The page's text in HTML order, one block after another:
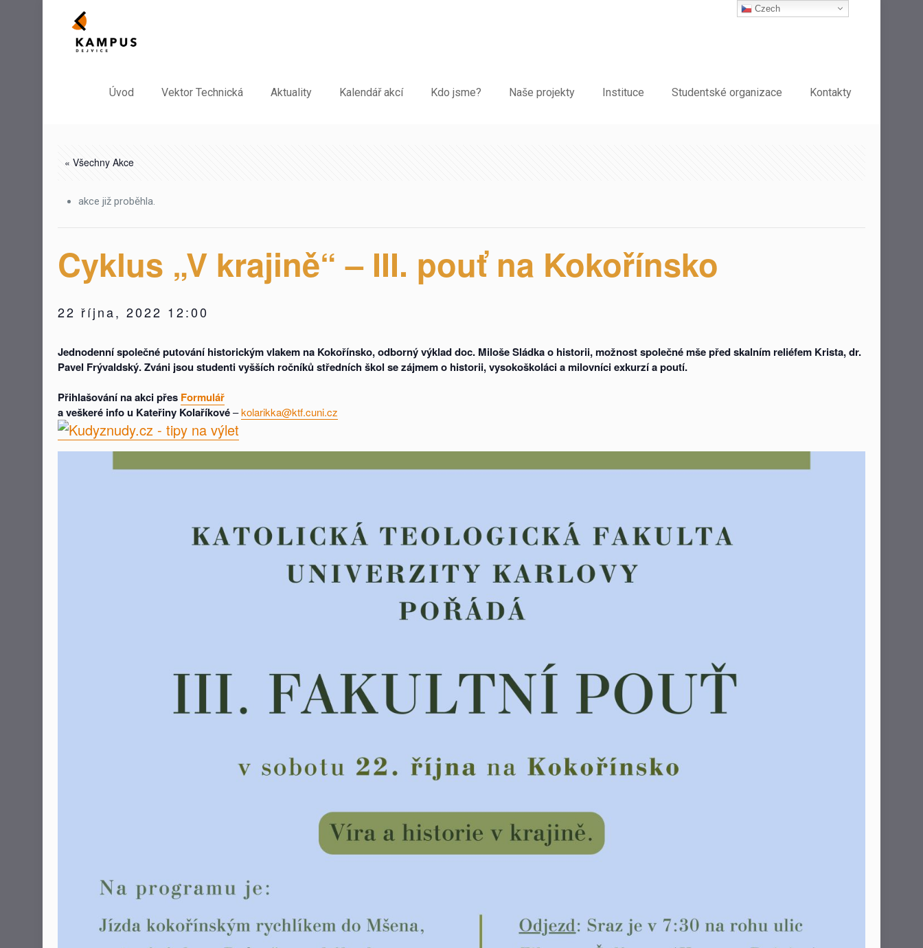
Úvod Vektor Technická Aktuality Kalendář akcí Kdo jsme? Naše projekty Instituce Studentské organizace Kontakty
« Všechny Akce
akce již proběhla.
Cyklus „V krajině“ – III. pouť na Kokořínsko
22 října, 2022 12:00
Jednodenní společné putování historickým vlakem na Kokořínsko, odborný výklad doc. Miloše Sládka o historii, možnost společné mše před skalním reliéfem Krista, dr.
Pavel Frývaldský. Zváni jsou studenti vyšších ročníků středních škol se zájmem o historii, vysokoškoláci a milovníci exkurzí a poutí.
Přihlašování na akci přes Formulář
a veškeré info u Kateřiny Kolaříkové–kolarikka@ktf.cuni.cz
Czech